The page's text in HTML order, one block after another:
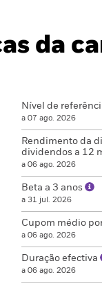
da
Nível de
a 07 ago. 2026
Rendimento da
dividendos a 12
a 06 ago. 2026
Beta a 3 anos
a 31 jul. 2026
Cupom médio
a 06 ago. 2026
Duração efectiva
a 06 ago. 2026